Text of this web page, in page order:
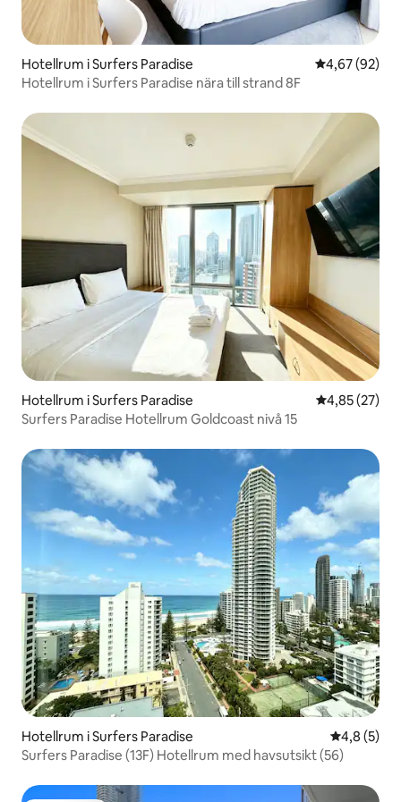
Hotellrum i Surfers Paradise 4,67 av 5 i
4,67 (92)
Hotellrum i Surfers Paradise nära till strand 8F
Hotellrum i Surfers Paradise 4,85 av 5 i
4,85 (27)
Surfers Paradise Hotellrum Goldcoast nivå 15
Hotellrum i Surfers Paradise 4,8 av 5 i
4,8 (5)
Surfers Paradise (13F) Hotellrum med havsutsikt (56)